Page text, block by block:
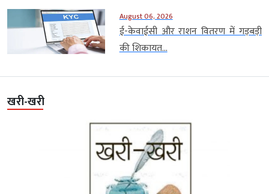
August 06, 2026
ई-केवाईसी और राशन वितरण में गड़बड़ी
की शिकायत...
खरी-खरी